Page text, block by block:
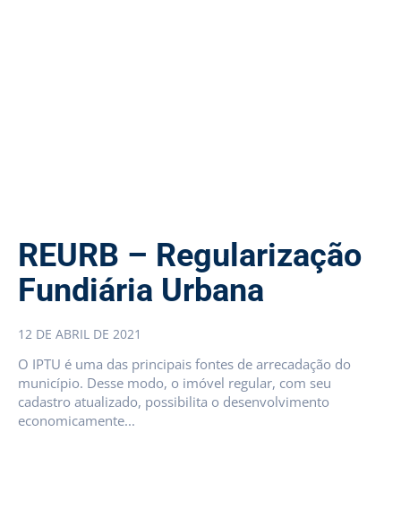
REURB – Regularização
Fundiária Urbana
12 DE ABRIL DE 2021
O IPTU é uma das principais fontes de arrecadação do
município. Desse modo, o imóvel regular, com seu
cadastro atualizado, possibilita o desenvolvimento
economicamente...